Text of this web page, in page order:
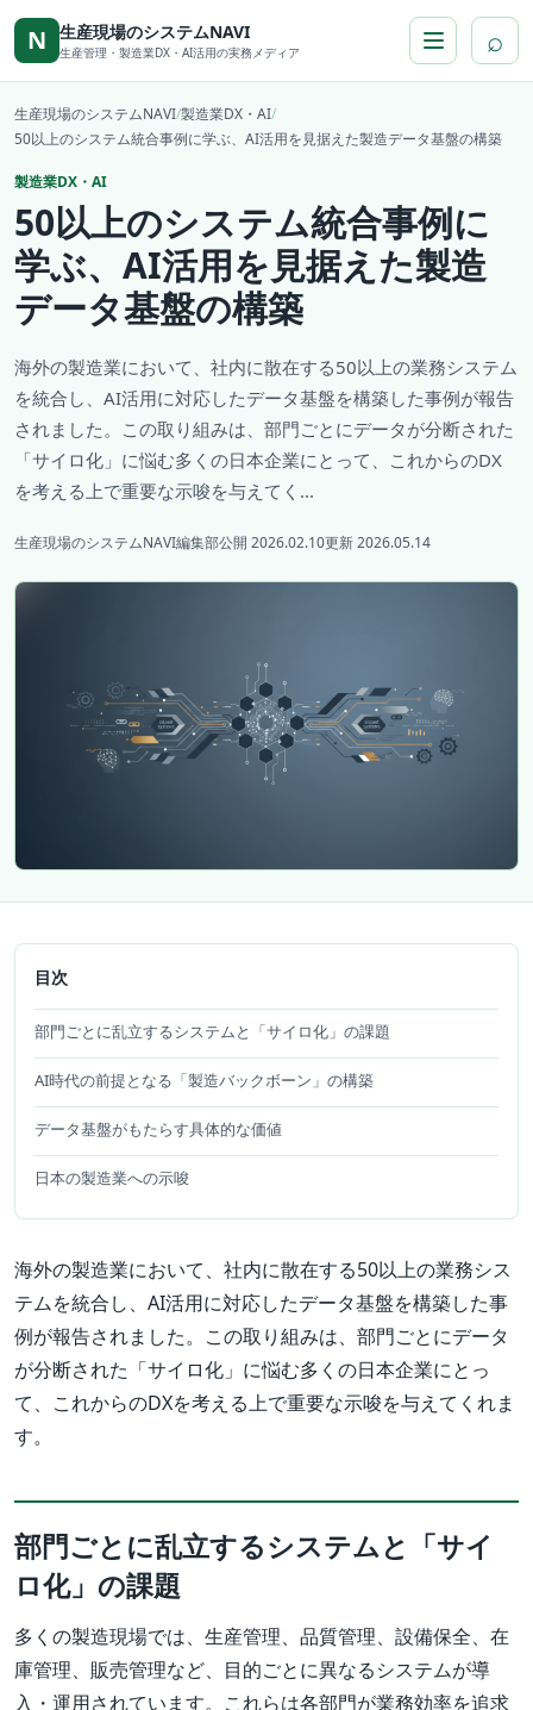
本文へ移動
N 生産現場のシステムNAVI
生産管理・製造業DX・AI活用の実務メディア ⌕
生産現場のシステムNAVI/製造業DX・AI/
50以上のシステム統合事例に学ぶ、AI活用を見据えた製造データ基盤の構築
製造業DX・AI
50以上のシステム統合事例に
学ぶ、AI活用を見据えた製造
データ基盤の構築
海外の製造業において、社内に散在する50以上の業務システム
を統合し、AI活用に対応したデータ基盤を構築した事例が報告
されました。この取り組みは、部門ごとにデータが分断された
「サイロ化」に悩む多くの日本企業にとって、これからのDX
を考える上で重要な示唆を与えてく...
生産現場のシステムNAVI編集部公開 2026.02.10更新 2026.05.14
目次
部門ごとに乱立するシステムと「サイロ化」の課題
AI時代の前提となる「製造バックボーン」の構築
データ基盤がもたらす具体的な価値
日本の製造業への示唆
海外の製造業において、社内に散在する50以上の業務シス
テムを統合し、AI活用に対応したデータ基盤を構築した事
例が報告されました。この取り組みは、部門ごとにデータ
が分断された「サイロ化」に悩む多くの日本企業にとっ
て、これからのDXを考える上で重要な示唆を与えてくれま
す。
部門ごとに乱立するシステムと「サイ
ロ化」の課題
多くの製造現場では、生産管理、品質管理、設備保全、在
庫管理、販売管理など、目的ごとに異なるシステムが導
入・運用されています。これらは各部門が業務効率を追求